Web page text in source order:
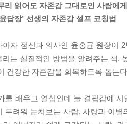
리 읽어도 자존감 그대로인 사람에
답장’ 선생의 자존감 셀프 코칭법
이자 정신과 의사인 윤홍균 원장이
리는 실질적인 방법을 알려주는 책.
건강한 자존감을 회복하도록 돕는
를 배우고 열심인데 늘 결핍감에
두려워 눈치보는 사람, 사랑과 이